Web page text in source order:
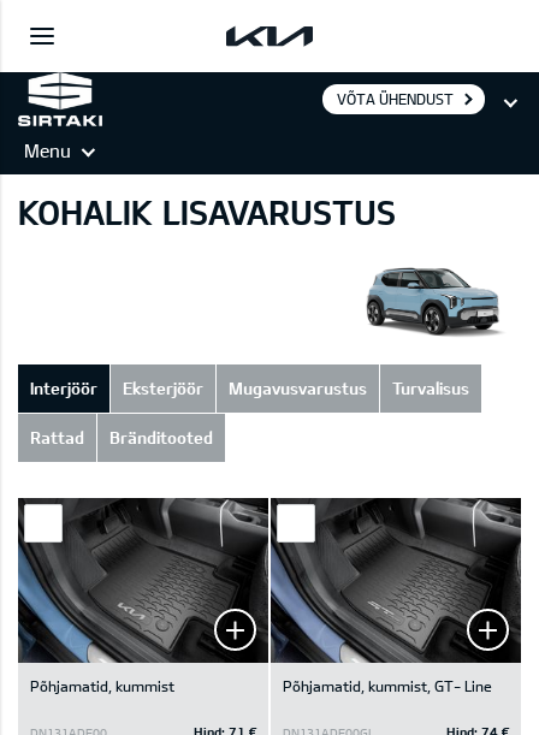
VÕTA ÜHENDUST
Menu
KOHALIK LISAVARUSTUS
Interjöör Eksterjöör Mugavusvarustus Turvalisus
Rattad Bränditooted
Põhjamatid, kummist Põhjamatid, kummist, GT- Line